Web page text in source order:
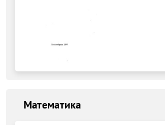
Математика